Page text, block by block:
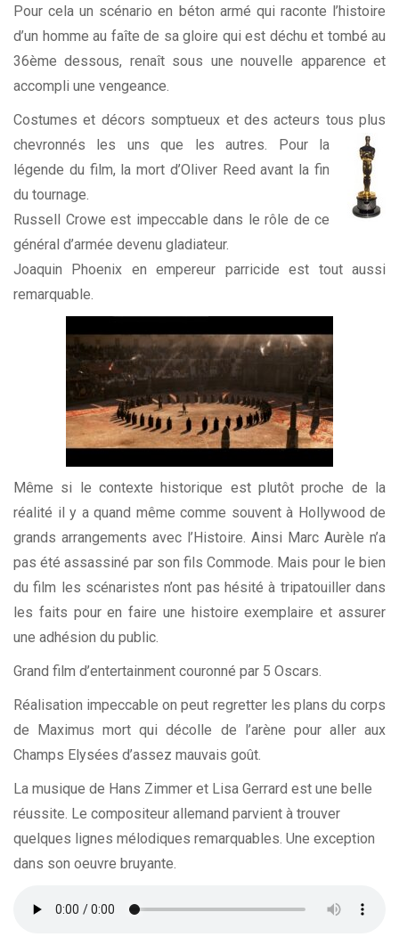
Pour cela un scénario en béton armé qui raconte l’histoire
d’un homme au faîte de sa gloire qui est déchu et tombé au
36ème dessous, renaît sous une nouvelle apparence et
accompli une vengeance.
Costumes et décors somptueux et des acteurs tous plus
chevronnés les uns que les autres. Pour la
légende du film, la mort d’Oliver Reed avant la fin
du tournage.
Russell Crowe est impeccable dans le rôle de ce
général d’armée devenu gladiateur.
Joaquin Phoenix en empereur parricide est tout aussi
remarquable.
Même si le contexte historique est plutôt proche de la
réalité il y a quand même comme souvent à Hollywood de
grands arrangements avec l’Histoire. Ainsi Marc Aurèle n’a
pas été assassiné par son fils Commode. Mais pour le bien
du film les scénaristes n’ont pas hésité à tripatouiller dans
les faits pour en faire une histoire exemplaire et assurer
une adhésion du public.
Grand film d’entertainment couronné par 5 Oscars.
Réalisation impeccable on peut regretter les plans du corps
de Maximus mort qui décolle de l’arène pour aller aux
Champs Elysées d’assez mauvais goût.
La musique de Hans Zimmer et Lisa Gerrard est une belle
réussite. Le compositeur allemand parvient à trouver
quelques lignes mélodiques remarquables. Une exception
dans son oeuvre bruyante.